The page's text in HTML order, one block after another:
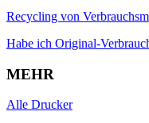
Recycling von
Habe ich Original-
MEHR
Alle Drucker